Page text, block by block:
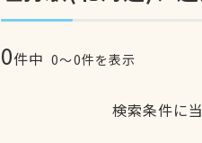
0件中 0〜0件を表示
検索条件に